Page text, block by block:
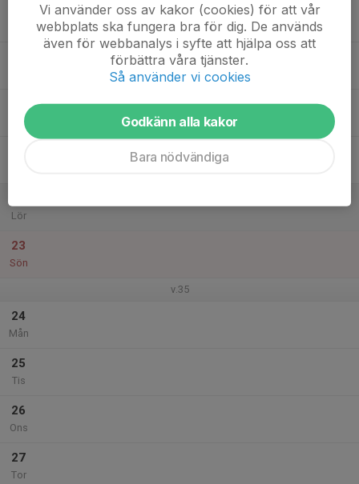
Tor
Lör
23
Sön
v.35
24
Mån
25
Tis
26
Ons
27
Tor
Vi använder oss av kakor (cookies) för att vår
webbplats ska fungera bra för dig. De används
även för webbanalys i syfte att hjälpa oss att
förbättra våra tjänster.
Så använder vi cookies
Godkänn alla kakor
Bara nödvändiga